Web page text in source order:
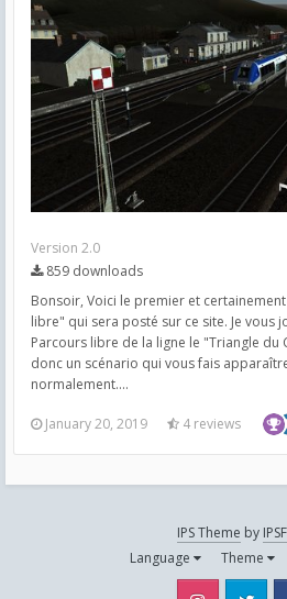
Version 2.0
859 downloads
Bonsoir, Voici le premier et
libre" qui sera posté sur ce site. Je vous
Parcours libre de la ligne le "Triangle du
donc un scénario qui vous fais
normalement....
January 20, 2019 4 reviews
IPS Theme by
Language
Theme